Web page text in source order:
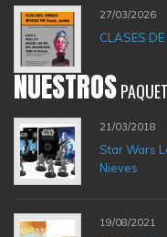
27/03/2026
CLASES
NUESTROS
21/03/2018
Star Wars
Nieves
19/08/2021